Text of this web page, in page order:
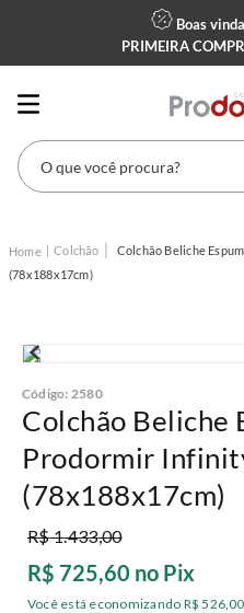
Boas
PRIMEIRA
O que você procura?
Colchão
Colchão Beliche
(78x188x17cm)
Código: 2580
Colchão Beliche
Prodormir
(78x188x17cm)
R$1.433,00
R$ 725,60 no Pix
Você está economizando R$ 526,00